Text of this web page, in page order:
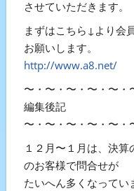
させていただきます。
まずはこちら↓より会
お願いします。
http://www.a8.net/
〜・〜・〜・〜・〜
編集後記
〜・〜・〜・〜・〜
１２月〜１月は、決
のお客様で問合せが
たいへん多くなって